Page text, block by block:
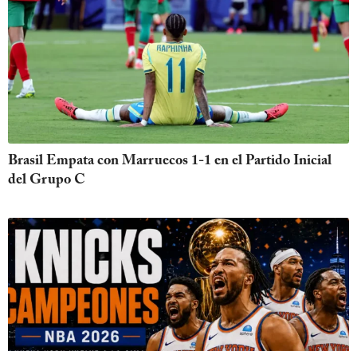
Brasil Empata con Marruecos 1-1 en el Partido Inicial
del Grupo C